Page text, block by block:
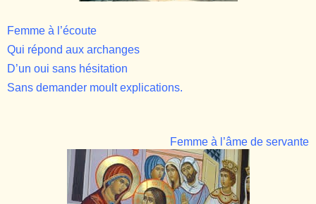
Femme à l’écoute
Qui répond aux archanges
D’un oui sans hésitation
Sans demander moult explications.
Femme à l’âme de servante